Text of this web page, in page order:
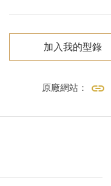
加入我的型錄
原廠網站：